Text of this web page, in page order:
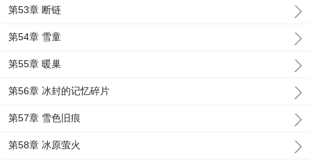
第53章 断链
第54章 雪童
第55章 暖巢
第56章 冰封的记忆碎片
第57章 雪色旧痕
第58章 冰原萤火